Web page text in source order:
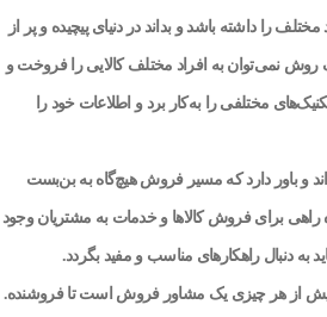
را داشته باشد و ‌بداند در دنیای پیچیده و پر از
روش نمی‌توان به افراد مختلف کالایی را فروخت و
مختلفی را به‌کار برد و اطلاعات خود را
باور دارد که مسیر فروش هیچ‌گاه به بن‌بست
برای فروش کالاها و خدمات به مشتریان وجود
به دنبال راهکارهای مناسب و مفید بگردد.
از هر چیزی یک مشاور فروش است تا فروشنده.